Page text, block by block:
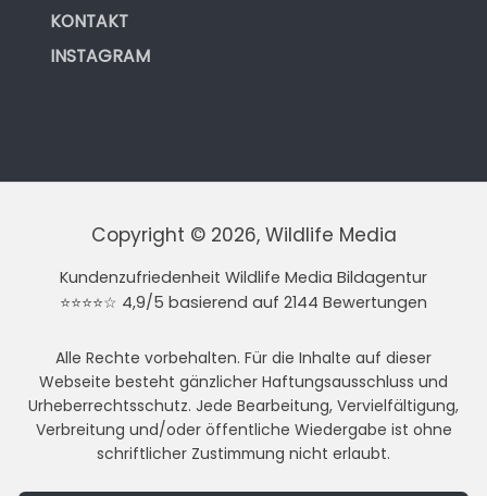
KONTAKT
INSTAGRAM
Copyright © 2026, Wildlife Media
Kundenzufriedenheit Wildlife Media Bildagentur
⭐⭐⭐⭐☆ 4,9/5 basierend auf 2144 Bewertungen
Alle Rechte vorbehalten. Für die Inhalte auf dieser
Webseite besteht gänzlicher Haftungsausschluss und
Urheberrechtsschutz. Jede Bearbeitung, Vervielfältigung,
Verbreitung und/oder öffentliche Wiedergabe ist ohne
schriftlicher Zustimmung nicht erlaubt.